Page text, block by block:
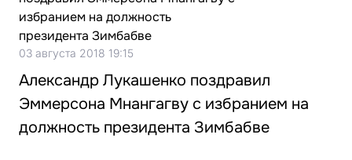
03 августа 2018 19:15
Александр Лукашенко поздравил
Эммерсона Мнангагву с избранием на
должность президента Зимбабве